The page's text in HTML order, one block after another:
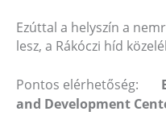
Ezúttal a helyszín a
lesz, a Rákóczi híd
Pontos elérhetőség:
and Development